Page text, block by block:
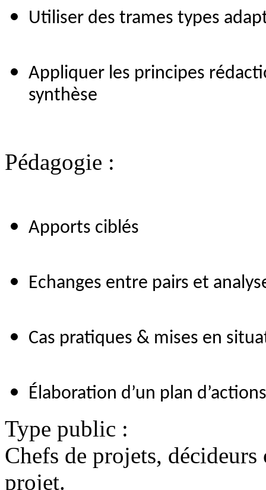
Utiliser des trames types
Appliquer les principes
synthèse
Pédagogie :
Apports ciblés
Echanges entre pairs et
Cas pratiques & mises en
Élaboration d’un plan
Type public :
Chefs de projets,
projet.